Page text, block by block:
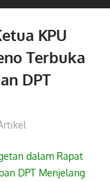
KPU
Terbuka
DPT
dalam Rapat
DPT Menjelang